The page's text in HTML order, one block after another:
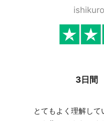
こんでいました。
3日間
とてもよく理解し